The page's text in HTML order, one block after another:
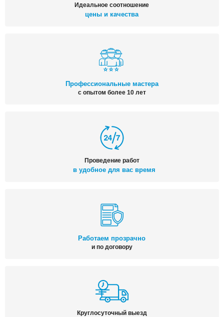
Идеальное соотношение
цены и качества
Профессиональные мастера
с опытом более 10 лет
Проведение работ
в удобное для вас время
Работаем прозрачно
и по договору
Круглосуточный выезд